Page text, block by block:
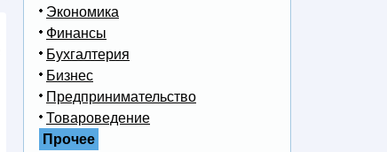
Экономика
Финансы
Бухгалтерия
Бизнес
Предпринимательство
Товароведение
Прочее